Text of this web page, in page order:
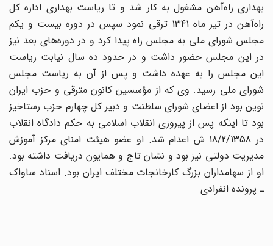
بهدارى راه‌آهن مشغول به کار شد و تا ریاست بهدارى اداره کل
راه‌آهن در تیر ماه 1341 ترقى نمود سپس در دوره بیست و یکم
مجلس شوراى ملى به مجلس راه پیدا کرد و در دوره‌هاى بعد نیز
در این مجلس حضور داشت و در حدود ده سال نیابت ریاست
این مجلس را به عهده داشت و پس از آن به ریاست مجلس
شوراى ملى رسید. وى که از مؤسسین کانون مترقى و حزب ایران
نوین بود از اعضاى شوراى سلطنت و دبیر کل چهارم حزب رستاخیز
بود تا اینکه پس از پیروزى انقلاب اسلامى به حکم دادگاه انقلاب
در 18/2/1358 ش اعدام شد. او عضو هیئت امناى مرکز آموزش
مدیریت دولتى نیز بود و نشان تاج و همایون دریافت داشته بود.
او از سهامداران بزرگ کارخانجات مختلف ایران بود. اسناد ساواک
ـ پرونده انفرادى